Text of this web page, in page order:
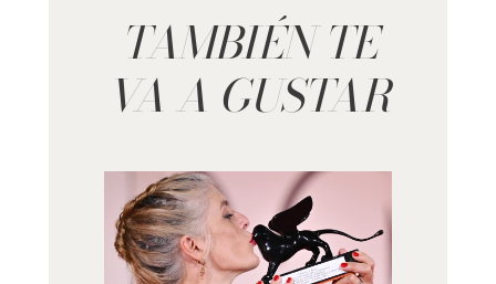
TAMBIÉN TE
VA A GUSTAR